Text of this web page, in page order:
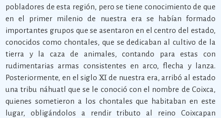
pobladores de esta región, pero se tiene conocimiento de que
en el primer milenio de nuestra era se habían formado
importantes grupos que se asentaron en el centro del estado,
conocidos como chontales, que se dedicaban al cultivo de la
tierra y la caza de animales, contando para estas con
rudimentarias armas consistentes en arco, flecha y lanza.
Posteriormente, en el siglo XI de nuestra era, arribó al estado
una tribu náhuatl que se le conoció con el nombre de Coixca,
quienes sometieron a los chontales que habitaban en este
lugar, obligándolos a rendir tributo al reino Coixcapan